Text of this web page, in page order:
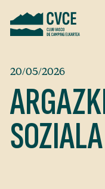
20/05/2026
SOZIALA